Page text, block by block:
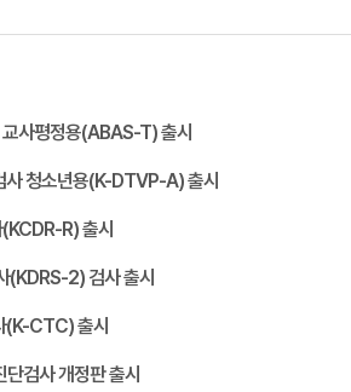
사평정용(ABAS-T) 출시
사 청소년용(K-DTVP-A) 출시
R) 출시
(KDRS-2) 검사 출시
(K-CTC) 출시
검사 개정판 출시